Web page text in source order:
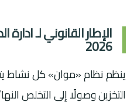
الإطار القانوني لـ
2026
ينظم نظام «موان» كل نشاط
التخزين وصولًا إلى التخلص